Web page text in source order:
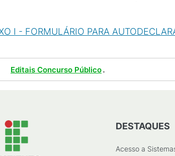
I - FORMULÁRIO PARA
Editais Concurso Público.
DESTAQUES
Acesso a